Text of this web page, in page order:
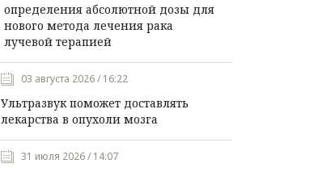
определения абсолютной дозы для
нового метода лечения рака
лучевой терапией
03 августа 2026 / 16:22
Ультразвук поможет доставлять
лекарства в опухоли мозга
31 июля 2026 / 14:07